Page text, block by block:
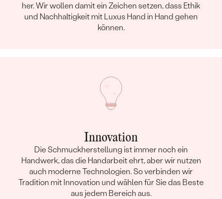
her. Wir wollen damit ein Zeichen setzen, dass Ethik
und Nachhaltigkeit mit Luxus Hand in Hand gehen
können.
Innovation
Die Schmuckherstellung ist immer noch ein
Handwerk, das die Handarbeit ehrt, aber wir nutzen
auch moderne Technologien. So verbinden wir
Tradition mit Innovation und wählen für Sie das Beste
aus jedem Bereich aus.